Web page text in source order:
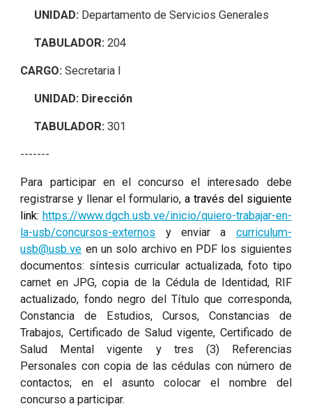
UNIDAD: Departamento de Servicios Generales
TABULADOR: 204
CARGO: Secretaria I
UNIDAD: Dirección
TABULADOR: 301
-------
Para participar en el concurso el interesado debe
registrarse y llenar el formulario, a través del siguiente
link: https://www.dgch.usb.ve/inicio/quiero-trabajar-en-
la-usb/concursos-externos y enviar a curriculum-
usb@usb.ve en un solo archivo en PDF los siguientes
documentos: síntesis curricular actualizada, foto tipo
carnet en JPG, copia de la Cédula de Identidad, RIF
actualizado, fondo negro del Título que corresponda,
Constancia de Estudios, Cursos, Constancias de
Trabajos, Certificado de Salud vigente, Certificado de
Salud Mental vigente y tres (3) Referencias
Personales con copia de las cédulas con número de
contactos; en el asunto colocar el nombre del
concurso a participar.